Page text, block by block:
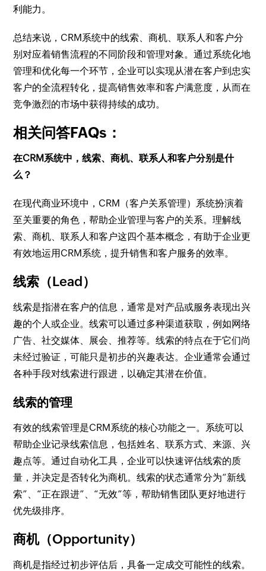
利能力。
总结来说，CRM系统中的线索、商机、联系人和客户分
别对应着销售流程的不同阶段和管理对象。通过系统化地
管理和优化每一个环节，企业可以实现从潜在客户到忠实
客户的全流程转化，提高销售效率和客户满意度，从而在
竞争激烈的市场中获得持续的成功。
相关问答FAQs：
在CRM系统中，线索、商机、联系人和客户分别是什
么？
在现代商业环境中，CRM（客户关系管理）系统扮演着
至关重要的角色，帮助企业管理与客户的关系。理解线
索、商机、联系人和客户这四个基本概念，有助于企业更
有效地运用CRM系统，提升销售和客户服务的效率。
线索（Lead）
线索是指潜在客户的信息，通常是对产品或服务表现出兴
趣的个人或企业。线索可以通过多种渠道获取，例如网络
广告、社交媒体、展会、推荐等。线索的特点在于它们尚
未经过验证，可能只是初步的兴趣表达。企业通常会通过
各种手段对线索进行跟进，以确定其潜在价值。
线索的管理
有效的线索管理是CRM系统的核心功能之一。系统可以
帮助企业记录线索信息，包括姓名、联系方式、来源、兴
趣点等。通过自动化工具，企业可以快速评估线索的质
量，并决定是否转化为商机。线索的状态通常分为“新线
索”、“正在跟进”、“无效”等，帮助销售团队更好地进行
优先级排序。
商机（Opportunity）
商机是指经过初步评估后，具备一定成交可能性的线索。